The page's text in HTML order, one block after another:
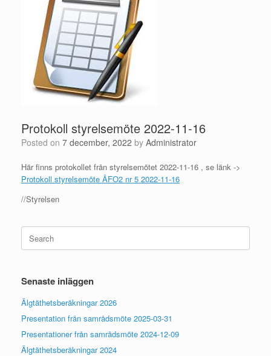
Protokoll styrelsemöte 2022-11-16
Posted on 7 december, 2022 by Administrator
Här finns protokollet från styrelsemötet 2022-11-16 , se länk ->
Protokoll styrelsemöte ÄFO2 nr 5 2022-11-16
//Styrelsen
Search
for:
Senaste inläggen
Älgtäthetsberäkningar 2026
Presentation från samrådsmöte 2025-03-31
Presentationer från samrådsmöte 2024-12-09
Älgtäthetsberäkningar 2024